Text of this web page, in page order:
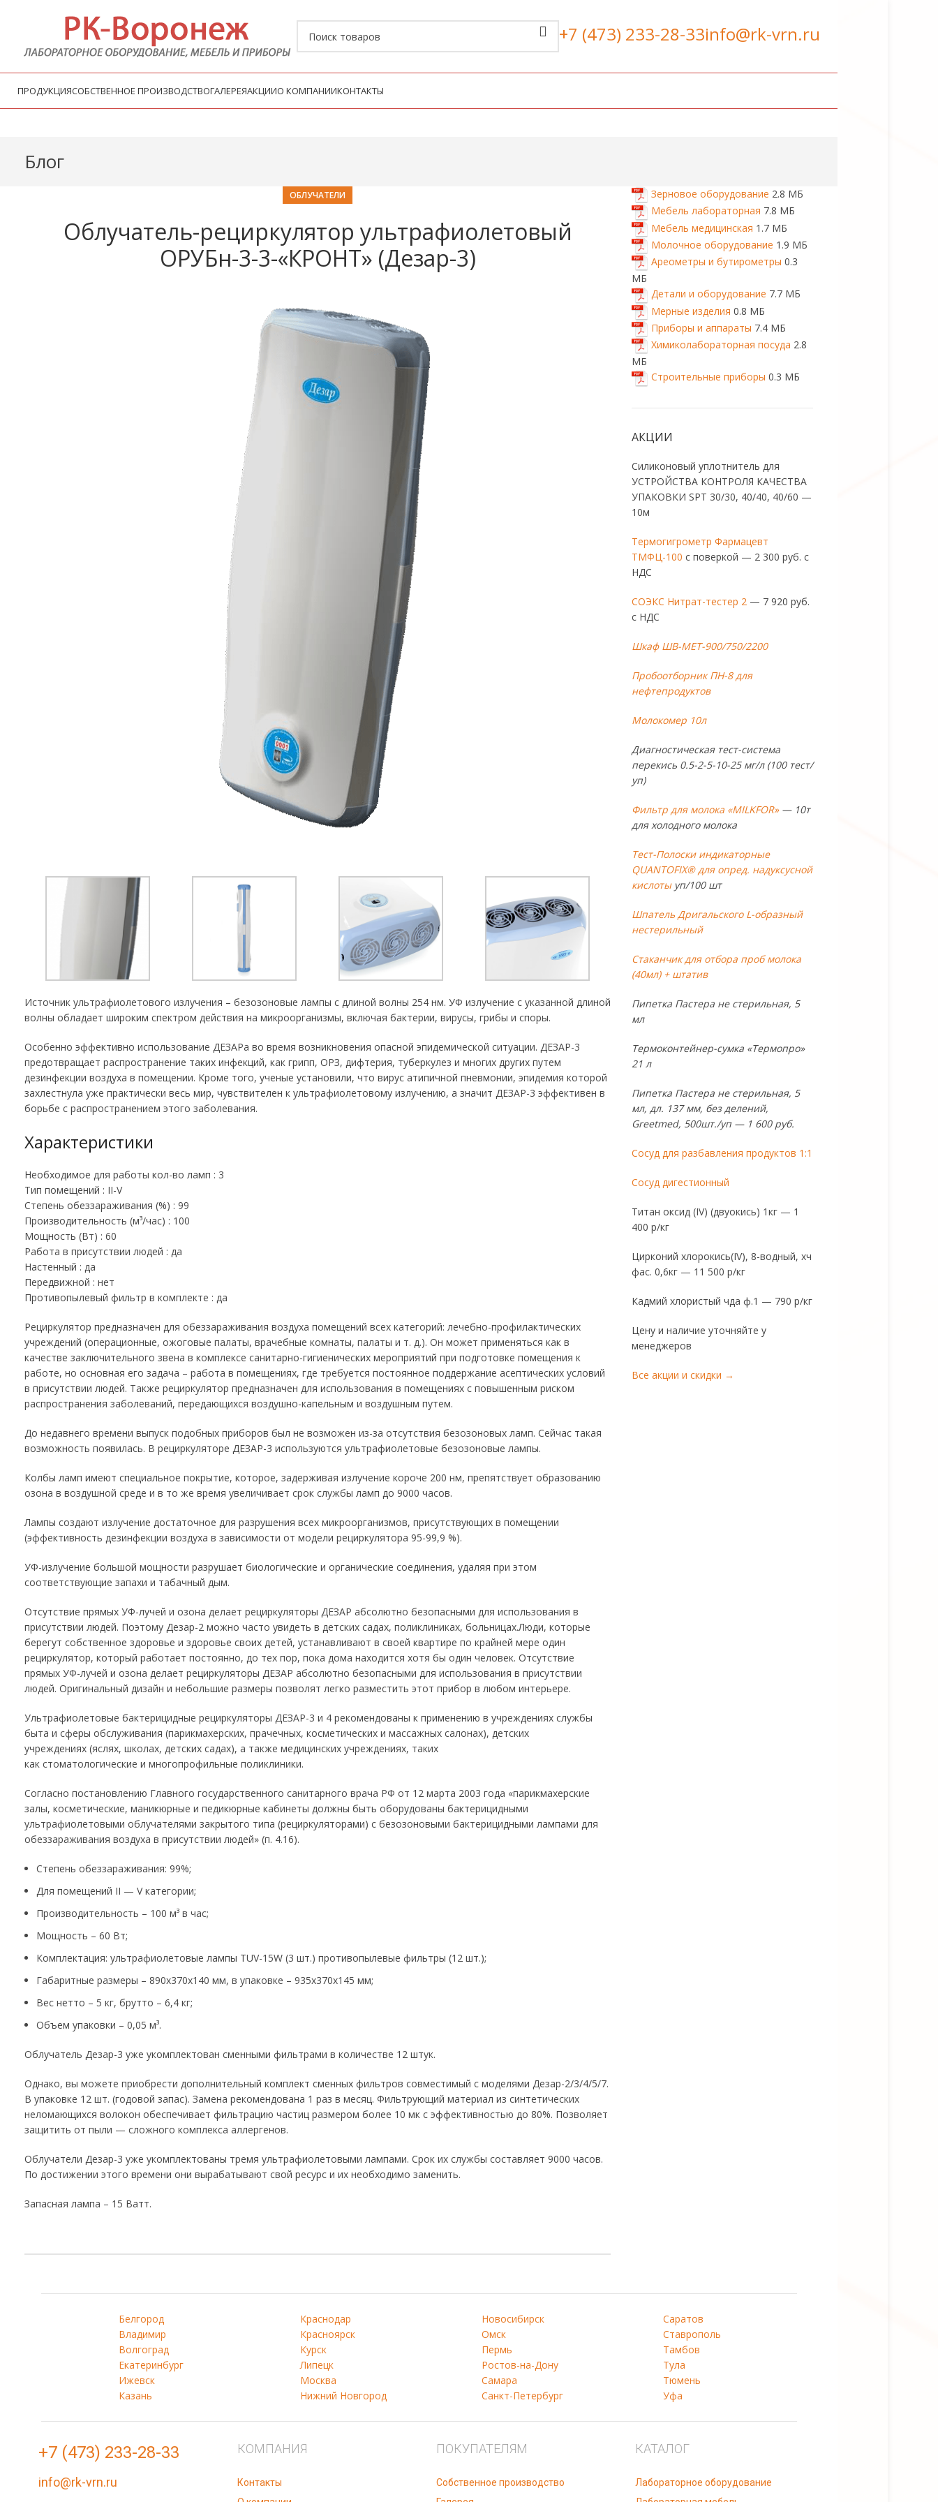
+7 (473) 233-28-33info@rk-vrn.ru
ПРОДУКЦИЯСОБСТВЕННОЕ ПРОИЗВОДСТВОГАЛЕРЕЯАКЦИИО КОМПАНИИКОНТАКТЫ
Блог
ОБЛУЧАТЕЛИ
Облучатель-рециркулятор ультрафиолетовый
ОРУБн-3-3-«КРОНТ» (Дезар-3)
Источник ультрафиолетового излучения – безозоновые лампы с длиной волны 254 нм. УФ излучение с указанной длиной
волны обладает широким спектром действия на микроорганизмы, включая бактерии, вирусы, грибы и споры.
Особенно эффективно использование ДЕЗАРа во время возникновения опасной эпидемической ситуации. ДЕЗАР-3
предотвращает распространение таких инфекций, как грипп, ОРЗ, дифтерия, туберкулез и многих других путем
дезинфекции воздуха в помещении. Кроме того, ученые установили, что вирус атипичной пневмонии, эпидемия которой
захлестнула уже практически весь мир, чувствителен к ультрафиолетовому излучению, а значит ДЕЗАР-3 эффективен в
борьбе с распространением этого заболевания.
Характеристики
Необходимое для работы кол-во ламп : 3
Тип помещений : II-V
Степень обеззараживания (%) : 99
Производительность (м³/час) : 100
Мощность (Вт) : 60
Работа в присутствии людей : да
Настенный : да
Передвижной : нет
Противопылевый фильтр в комплекте : да
Рециркулятор предназначен для обеззараживания воздуха помещений всех категорий: лечебно-профилактических
учреждений (операционные, ожоговые палаты, врачебные комнаты, палаты и т. д.). Он может применяться как в
качестве заключительного звена в комплексе санитарно-гигиенических мероприятий при подготовке помещения к
работе, но основная его задача – работа в помещениях, где требуется постоянное поддержание асептических условий
в присутствии людей. Также рециркулятор предназначен для использования в помещениях с повышенным риском
распространения заболеваний, передающихся воздушно-капельным и воздушным путем.
До недавнего времени выпуск подобных приборов был не возможен из-за отсутствия безозоновых ламп. Сейчас такая
возможность появилась. В рециркуляторе ДЕЗАР-3 используются ультрафиолетовые безозоновые лампы.
Колбы ламп имеют специальное покрытие, которое, задерживая излучение короче 200 нм, препятствует образованию
озона в воздушной среде и в то же время увеличивает срок службы ламп до 9000 часов.
Лампы создают излучение достаточное для разрушения всех микроорганизмов, присутствующих в помещении
(эффективность дезинфекции воздуха в зависимости от модели рециркулятора 95-99,9 %).
УФ-излучение большой мощности разрушает биологические и органические соединения, удаляя при этом
соответствующие запахи и табачный дым.
Отсутствие прямых УФ-лучей и озона делает рециркуляторы ДЕЗАР абсолютно безопасными для использования в
присутствии людей. Поэтому Дезар-2 можно часто увидеть в детских садах, поликлиниках, больницах.Люди, которые
берегут собственное здоровье и здоровье своих детей, устанавливают в своей квартире по крайней мере один
рециркулятор, который работает постоянно, до тех пор, пока дома находится хотя бы один человек. Отсутствие
прямых УФ-лучей и озона делает рециркуляторы ДЕЗАР абсолютно безопасными для использования в присутствии
людей. Оригинальный дизайн и небольшие размеры позволят легко разместить этот прибор в любом интерьере.
Ультрафиолетовые бактерицидные рециркуляторы ДЕЗАР-3 и 4 рекомендованы к применению в учреждениях службы
быта и сферы обслуживания (парикмахерских, прачечных, косметических и массажных салонах), детских
учреждениях (яслях, школах, детских садах), а также медицинских учреждениях, таких
как стоматологические и многопрофильные поликлиники.
Согласно постановлению Главного государственного санитарного врача РФ от 12 марта 2003 года «парикмахерские
залы, косметические, маникюрные и педикюрные кабинеты должны быть оборудованы бактерицидными
ультрафиолетовыми облучателями закрытого типа (рециркуляторами) с безозоновыми бактерицидными лампами для
обеззараживания воздуха в присутствии людей» (п. 4.16).
Степень обеззараживания: 99%;
Для помещений II — V категории;
Производительность – 100 м³ в час;
Мощность – 60 Вт;
Комплектация: ультрафиолетовые лампы TUV-15W (3 шт.) противопылевые фильтры (12 шт.);
Габаритные размеры – 890x370x140 мм, в упаковке – 935x370x145 мм;
Вес нетто – 5 кг, брутто – 6,4 кг;
Объем упаковки – 0,05 м³.
Облучатель Дезар-3 уже укомплектован сменными фильтрами в количестве 12 штук.
Однако, вы можете приобрести дополнительный комплект сменных фильтров совместимый с моделями Дезар-2/3/4/5/7.
В упаковке 12 шт. (годовой запас). Замена рекомендована 1 раз в месяц. Фильтрующий материал из синтетических
неломающихся волокон обеспечивает фильтрацию частиц размером более 10 мк с эффективностью до 80%. Позволяет
защитить от пыли — сложного комплекса аллергенов.
Облучатели Дезар-3 уже укомплектованы тремя ультрафиолетовыми лампами. Срок их службы составляет 9000 часов.
По достижении этого времени они вырабатывают свой ресурс и их необходимо заменить.
Запасная лампа – 15 Ватт.
Зерновое оборудование 2.8 МБ
Мебель лабораторная 7.8 МБ
Мебель медицинская 1.7 МБ
Молочное оборудование 1.9 МБ
Ареометры и бутирометры 0.3
МБ
Детали и оборудование 7.7 МБ
Мерные изделия 0.8 МБ
Приборы и аппараты 7.4 МБ
Химиколабораторная посуда 2.8
МБ
Строительные приборы 0.3 МБ
АКЦИИ
Силиконовый уплотнитель для
УСТРОЙСТВА КОНТРОЛЯ КАЧЕСТВА
УПАКОВКИ SPT 30/30, 40/40, 40/60 —
10м
Термогигрометр Фармацевт
ТМФЦ-100 с поверкой — 2 300 руб. с
НДС
СОЭКС Нитрат-тестер 2 — 7 920 руб.
с НДС
Шкаф ШВ-МЕТ-900/750/2200
Пробоотборник ПН-8 для
нефтепродуктов
Молокомер 10л
Диагностическая тест-система
перекись 0.5-2-5-10-25 мг/л (100 тест/
уп)
Фильтр для молока «MILKFOR»— 10т
для холодного молока
Тест-Полоски индикаторные
QUANTOFIX® для опред. надуксусной
кислотыуп/100 шт
Шпатель Дригальского L-образный
нестерильный
Стаканчик для отбора проб молока
(40мл) + штатив
Пипетка Пастера не стерильная, 5
мл
Термоконтейнер-сумка «Термопро»
21 л
Пипетка Пастера не стерильная, 5
мл, дл. 137 мм, без делений,
Greetmed, 500шт./уп — 1 600 руб.
Сосуд для разбавления продуктов 1:1
Сосуд дигестионный
Титан оксид (IV) (двуокись) 1кг — 1
400 р/кг
Цирконий хлорокись(IV), 8-водный, хч
фас. 0,6кг — 11 500 р/кг
Кадмий хлористый чда ф.1 — 790 р/кг
Цену и наличие уточняйте у
менеджеров
Все акции и скидки →
Белгород
Владимир
Волгоград
Екатеринбург
Ижевск
Казань
Краснодар
Красноярск
Курск
Липецк
Москва
Нижний Новгород
Новосибирск
Омск
Пермь
Ростов-на-Дону
Самара
Санкт-Петербург
Саратов
Ставрополь
Тамбов
Тула
Тюмень
Уфа
+7 (473) 233-28-33
info@rk-vrn.ru
КОМПАНИЯ
Контакты
ПОКУПАТЕЛЯМ
Собственное производство
КАТАЛОГ
Лабораторное оборудование